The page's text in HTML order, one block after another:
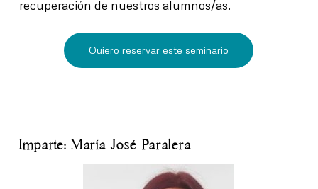
recuperación de nuestros alumnos/as.
Quiero reservar este seminario
Imparte: María José Paralera